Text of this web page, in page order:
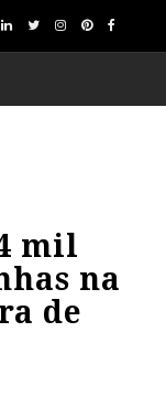
mil
na
de